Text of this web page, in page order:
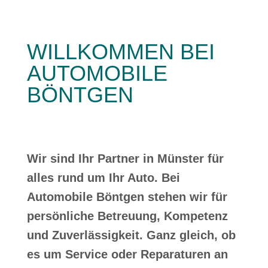
WILLKOMMEN BEI
AUTOMOBILE
BÖNTGEN
Wir sind Ihr Partner in Münster für
alles rund um Ihr Auto. Bei
Automobile Böntgen stehen wir für
persönliche Betreuung, Kompetenz
und Zuverlässigkeit. Ganz gleich, ob
es um Service oder Reparaturen an